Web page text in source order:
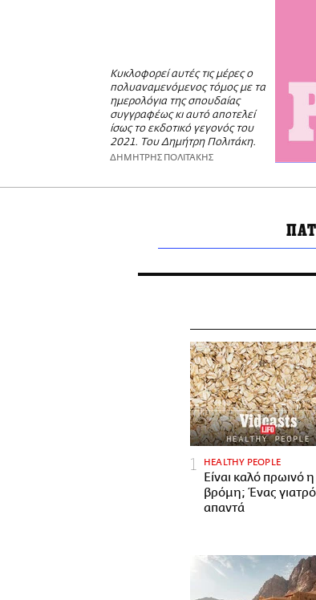
Κυκλοφορεί αυτές τις μέρες ο
πολυαναμενόμενος τόμος με τα
ημερολόγια της σπουδαίας
συγγραφέως κι αυτό αποτελεί
ίσως το εκδοτικό γεγονός του
2021. Του Δημήτρη Πολιτάκη.
ΔΗΜΗΤΡΗΣ ΠΟΛΙΤΑΚΗΣ
HEALTHY PEOPLE
Είναι καλό πρωινό η
βρόμη; Ένας
απαντά